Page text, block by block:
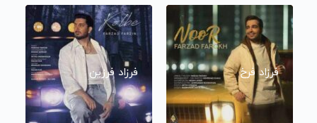
فرزاد فرخ فرزاد فرزین